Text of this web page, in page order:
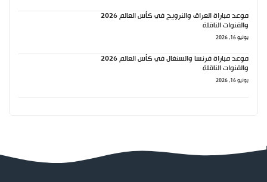
موعد مباراة العراق والنرويج في كأس العالم 2026
والقنوات الناقلة
يونيو 16, 2026
موعد مباراة فرنسا والسنغال في كأس العالم 2026
والقنوات الناقلة
يونيو 16, 2026